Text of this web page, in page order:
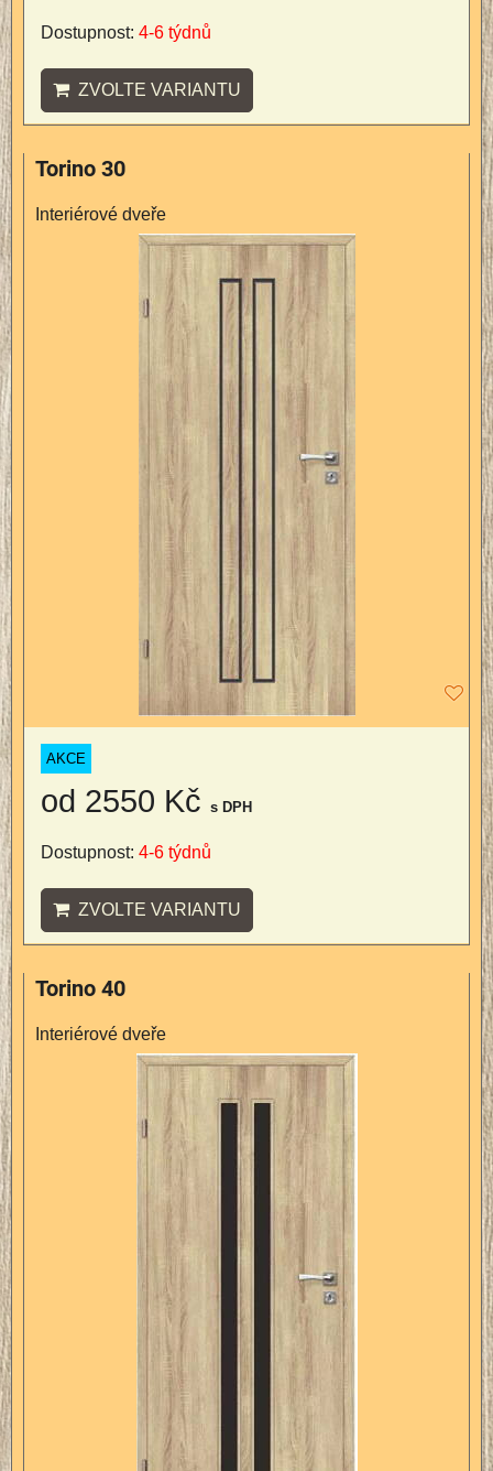
Dostupnost: 4-6 týdnů
ZVOLTE VARIANTU
Torino 30
Interiérové dveře
AKCE
od 2550 Kč s DPH
Dostupnost: 4-6 týdnů
ZVOLTE VARIANTU
Torino 40
Interiérové dveře